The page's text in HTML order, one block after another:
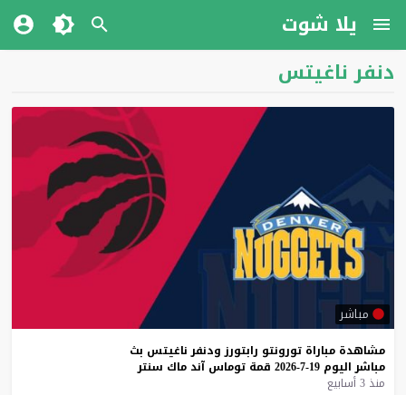
يلا شوت
دنفر ناغيتس
مباشر
مشاهدة مباراة تورونتو رابتورز ودنفر ناغيتس بث
مباشر اليوم 19-7-2026 قمة توماس آند ماك سنتر
منذ 3 أسابيع